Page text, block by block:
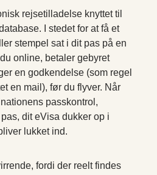
rejsetilladelse knyttet til
I stedet for at få et
stempel sat i dit pas på en
online, betaler gebyret
en godkendelse (som regel
en mail), før du flyver. Når
passkontrol,
dit eVisa dukker op i
lukket ind.
fordi der reelt findes